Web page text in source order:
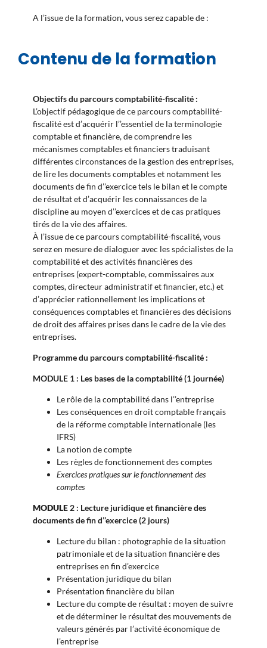
A l’issue de la formation, vous serez capable de :
Contenu de la formation
Objectifs du parcours comptabilité-fiscalité :
L’objectif pédagogique de ce parcours comptabilité-
fiscalité est d’acquérir l’’essentiel de la terminologie
comptable et financière, de comprendre les
mécanismes comptables et financiers traduisant
différentes circonstances de la gestion des entreprises,
de lire les documents comptables et notamment les
documents de fin d’’exercice tels le bilan et le compte
de résultat et d’acquérir les connaissances de la
discipline au moyen d’’exercices et de cas pratiques
tirés de la vie des affaires.
À l’issue de ce parcours comptabilité-fiscalité, vous
serez en mesure de dialoguer avec les spécialistes de la
comptabilité et des activités financières des
entreprises (expert-comptable, commissaires aux
comptes, directeur administratif et financier, etc.) et
d’apprécier rationnellement les implications et
conséquences comptables et financières des décisions
de droit des affaires prises dans le cadre de la vie des
entreprises.
Programme du parcours comptabilité-fiscalité :
MODULE 1 : Les bases de la comptabilité (1 journée)
Le rôle de la comptabilité dans l’’entreprise
Les conséquences en droit comptable français
de la réforme comptable internationale (les
IFRS)
La notion de compte
Les règles de fonctionnement des comptes
Exercices pratiques sur le fonctionnement des
comptes
MODULE 2 : Lecture juridique et financière des
documents de fin d’’exercice (2 jours)
Lecture du bilan : photographie de la situation
patrimoniale et de la situation financière des
entreprises en fin d’exercice
Présentation juridique du bilan
Présentation financière du bilan
Lecture du compte de résultat : moyen de suivre
et de déterminer le résultat des mouvements de
valeurs générés par l’activité économique de
l’entreprise